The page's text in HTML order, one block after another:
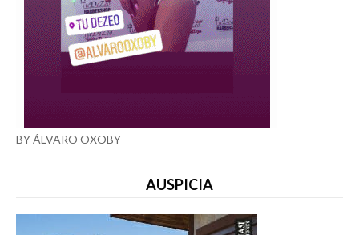
BY ÁLVARO OXOBY
AUSPICIA